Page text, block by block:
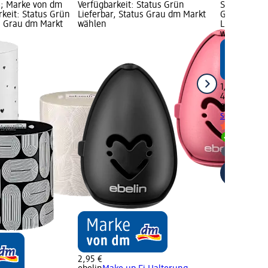
Marke von dm
Status Grün
Grau dm Markt
Verfügbarkeit: Status Grün
Lieferbar, Status Grau dm Markt
wählen
2,95 €
St (4,13 €
Grafik;
Lieferbar,
wählen
1,65 €
40 St (4,13
ebelin
sortiert, 40